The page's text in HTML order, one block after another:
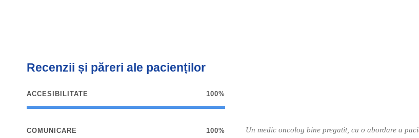
Recenzii și păreri ale pacienților
ACCESIBILITATE 100%
COMUNICARE 100% Un medic oncolog bine pregatit, cu o abordare a